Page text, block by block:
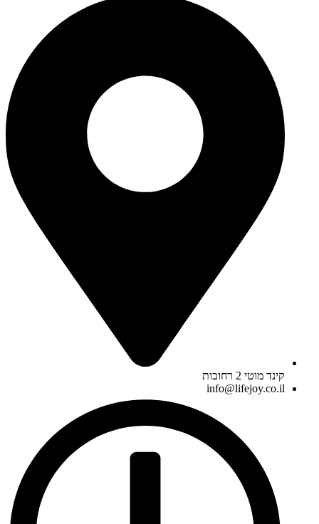
קינד מוטי 2 רחובות
info@lifejoy.co.il